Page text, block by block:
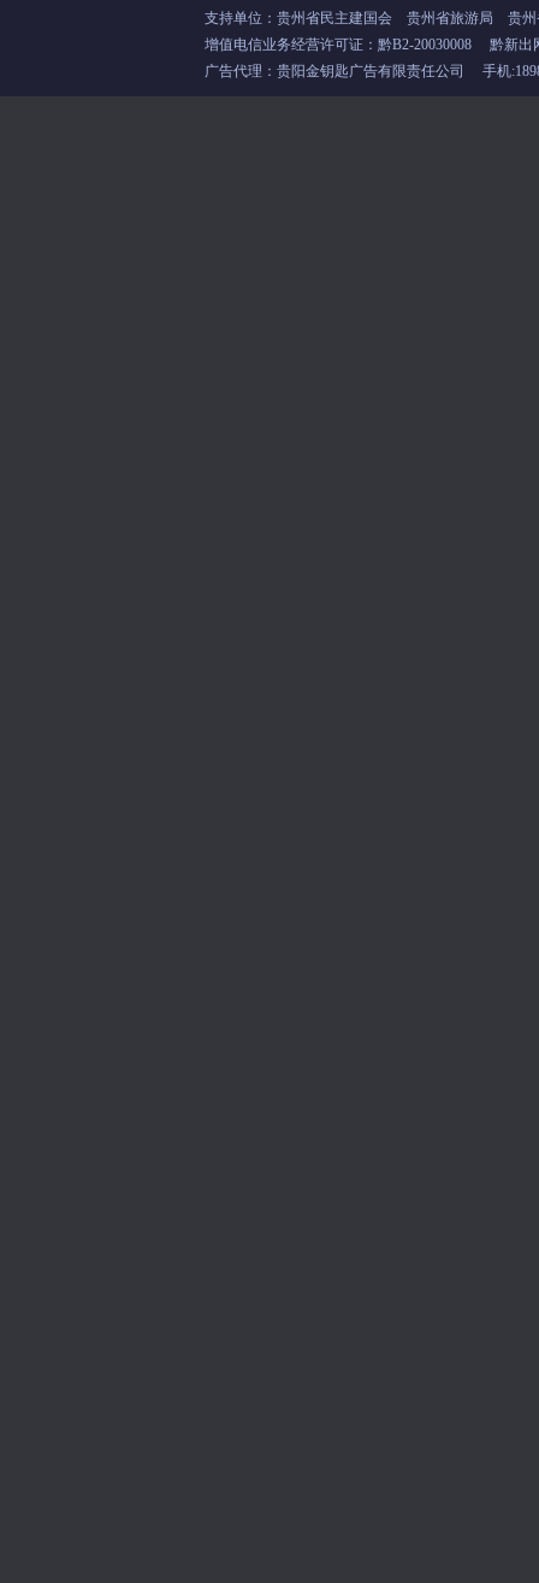
支持单位： 贵州省民主建国会 贵州省旅游局 贵
增值电信业务经营许可证： 黔B2-20030008
黔新出
广告代理：贵阳金钥匙广告有限责任公司 手机